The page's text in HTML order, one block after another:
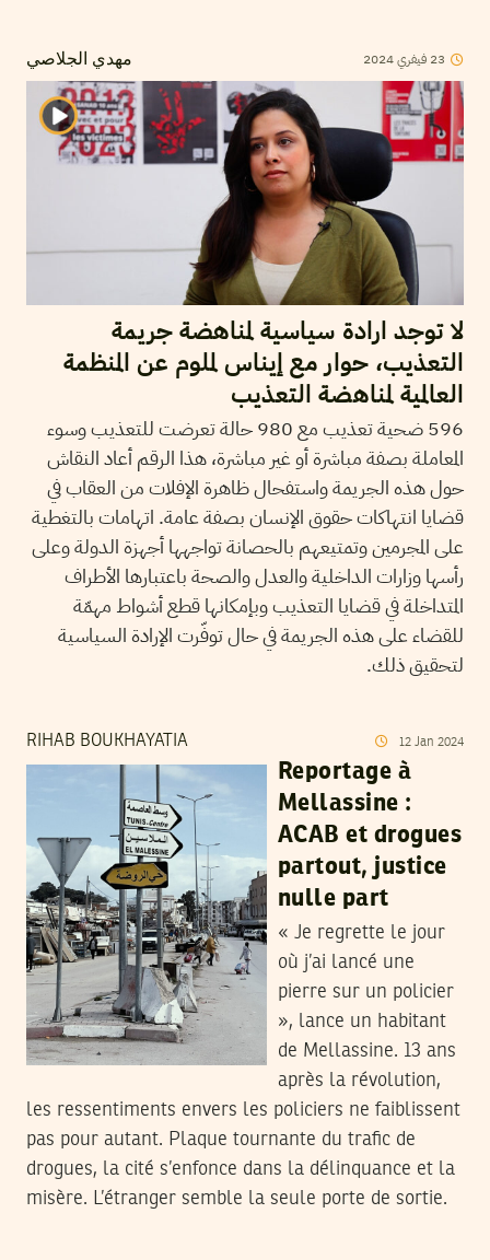
مهدي الجلاصي 23 فيفري2024
لا توجد ارادة سياسية لمناهضة جريمة
التعذيب، حوار مع إيناس لملوم عن المنظمة
العالمية لمناهضة التعذيب
596 ضحية تعذيب مع 980 حالة تعرضت للتعذيب وسوء
المعاملة بصفة مباشرة أو غير مباشرة، هذا الرقم أعاد النقاش
حول هذه الجريمة واستفحال ظاهرة الإفلات من العقاب في
قضايا انتهاكات حقوق الإنسان بصفة عامة. اتهامات بالتغطية
على المجرمين وتمتيعهم بالحصانة تواجهها أجهزة الدولة وعلى
رأسها وزارات الداخلية والعدل والصحة باعتبارها الأطراف
المتداخلة في قضايا التعذيب وبإمكانها قطع أشواط مهمّة
للقضاء على هذه الجريمة في حال توفّرت الإرادة السياسية
لتحقيق ذلك.
RIHAB BOUKHAYATIA 12 Jan 2024
Reportage à
Mellassine :
ACAB et drogues
partout, justice
nulle part
« Je regrette le jour
où j’ai lancé une
pierre sur un policier
», lance un habitant
de Mellassine. 13 ans
après la révolution,
les ressentiments envers les policiers ne faiblissent
pas pour autant. Plaque tournante du trafic de
drogues, la cité s’enfonce dans la délinquance et la
misère. L’étranger semble la seule porte de sortie.